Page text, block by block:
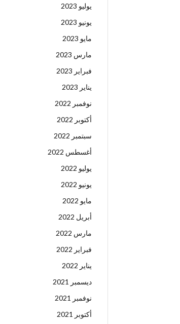
يوليو 2023
يونيو 2023
مايو 2023
مارس 2023
فبراير 2023
يناير 2023
نوفمبر 2022
أكتوبر 2022
سبتمبر 2022
أغسطس 2022
يوليو 2022
يونيو 2022
مايو 2022
أبريل 2022
مارس 2022
فبراير 2022
يناير 2022
ديسمبر 2021
نوفمبر 2021
أكتوبر 2021